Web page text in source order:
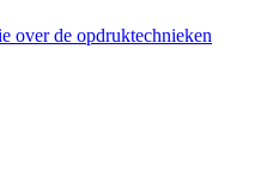
over de opdruktechnieken